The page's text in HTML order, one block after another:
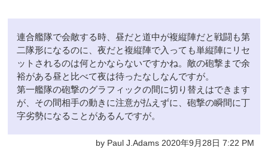
連合艦隊で会敵する時、昼だと道中が複縦陣だと戦闘も第
二隊形になるのに、夜だと複縦陣で入っても単縦陣にリセ
ットされるのは何とかならないですかね。敵の砲撃まで余
裕がある昼と比べて夜は待ったなしなんですが。
第一艦隊の砲撃のグラフィックの間に切り替えはできます
が、その間相手の動きに注意が払えずに、砲撃の瞬間に丁
字劣勢になることがあるんですが。
by Paul J.Adams 2020年9月28日 7:22 PM